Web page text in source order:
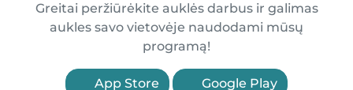
Greitai peržiūrėkite auklės darbus ir galimas
aukles savo vietovėje naudodami mūsų
programą!
App Store Google Play